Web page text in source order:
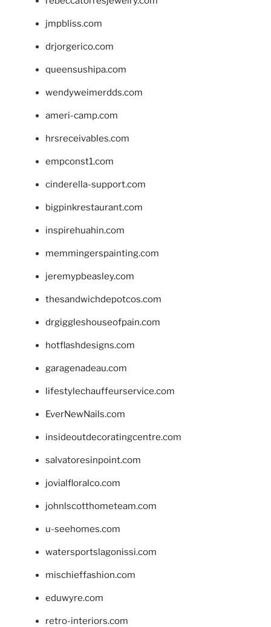
jmpbliss.com
drjorgerico.com
queensushipa.com
wendyweimerdds.com
ameri-camp.com
hrsreceivables.com
empconst1.com
cinderella-support.com
bigpinkrestaurant.com
inspirehuahin.com
memmingerspainting.com
jeremypbeasley.com
thesandwichdepotcos.com
drgiggleshouseofpain.com
hotflashdesigns.com
garagenadeau.com
lifestylechauffeurservice.com
EverNewNails.com
insideoutdecoratingcentre.com
salvatoresinpoint.com
jovialfloralco.com
johnlscotthometeam.com
u-seehomes.com
watersportslagonissi.com
mischieffashion.com
eduwyre.com
retro-interiors.com